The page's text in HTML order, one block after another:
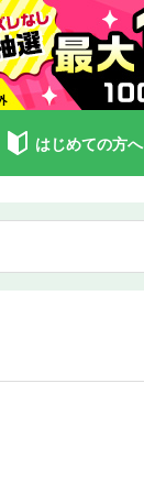
はじめての方へ